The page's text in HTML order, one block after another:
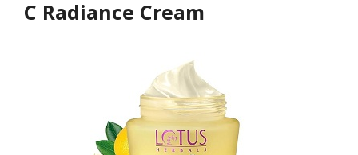
C Radiance Cream